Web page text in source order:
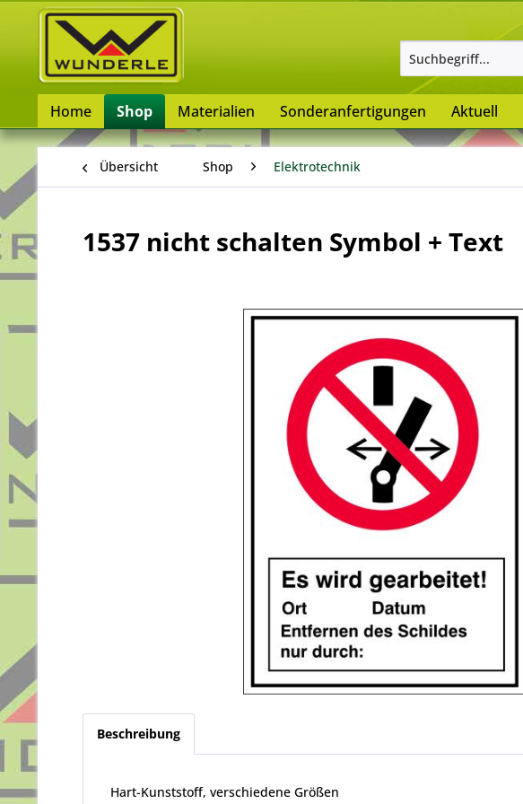
Home Shop Materialien Sonderanfertigungen Aktuell
Übersicht Shop Elektrotechnik
1537 nicht schalten Symbol + Text
Beschreibung
Hart-Kunststoff, verschiedene Größen